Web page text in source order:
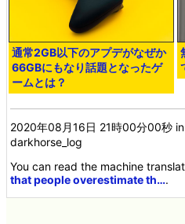
通常2GB以下のアプデがなぜか
66GBにもなり話題となったゲ
ームとは？
2020年08月16日 21時00分00秒 in
darkhorse_log
You can read the machine
that people overestimate th….